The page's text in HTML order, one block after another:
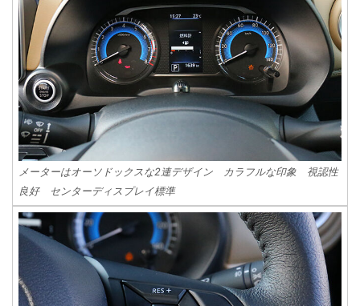
メーターはオーソドックスな2連デザイン カラフルな印象 視認性
良好 センターディスプレイ標準